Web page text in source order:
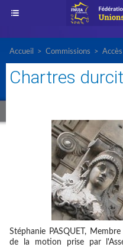
Accueil > Commissions >
Chartres
Stéphanie PASQUET, Membre de l'UJA de Chartres, nous informe
de la motion prise par